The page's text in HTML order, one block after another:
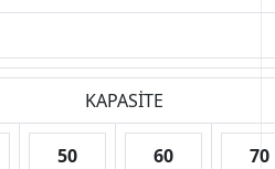
KAPASİTE
50
60
70